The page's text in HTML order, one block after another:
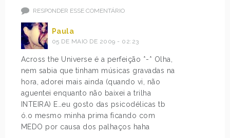
RESPONDER ESSE COMENTÁRIO
Paula
05 DE MAIO DE 2009 - 02:23
Across the Universe é a perfeição *-* Olha,
nem sabia que tinham músicas gravadas na
hora, adorei mais ainda (quando vi, não
aguentei enquanto não baixei a trilha
INTEIRA) E…eu gosto das psicodélicas tb
ó.o mesmo minha prima ficando com
MEDO por causa dos palhaços haha